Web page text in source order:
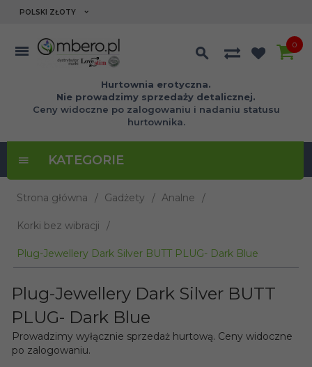
currency_h
POLSKI ZŁOTY
Hurtownia erotyczna.
Nie prowadzimy sprzedaży detalicznej.
Ceny widoczne po zalogowaniu i nadaniu statusu
hurtownika.
0
KATEGORIE
Strona główna Gadżety Analne
Korki bez wibracji
Plug-Jewellery Dark Silver BUTT PLUG- Dark Blue
Plug-Jewellery Dark Silver BUTT
PLUG- Dark Blue
Prowadzimy wyłącznie sprzedaż hurtową. Ceny widoczne
po zalogowaniu.